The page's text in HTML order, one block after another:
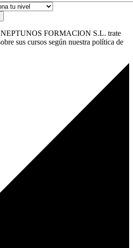
NEPTUNOS FORMACION S.L. trate
sus cursos según nuestra política de